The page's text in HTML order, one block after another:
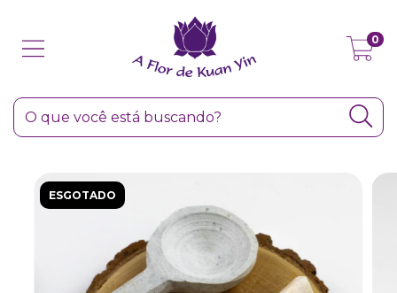
0
ESGOTADO